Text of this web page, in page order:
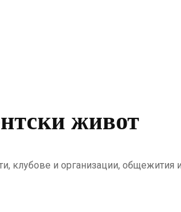
живот
клубове и организации, общежития